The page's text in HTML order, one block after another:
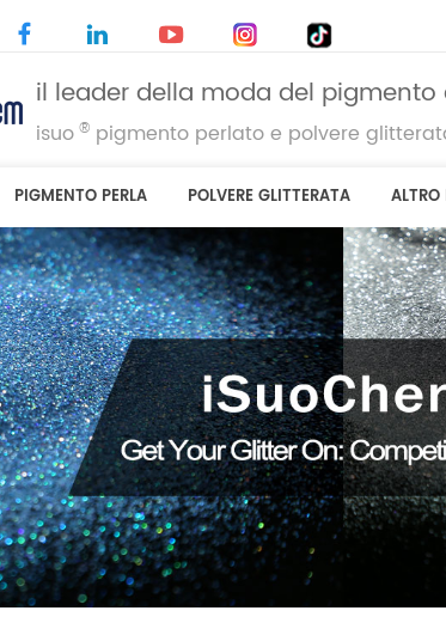
il leader della moda del
isuo ® pigmento perlato e polvere
PIGMENTO PERLA POLVERE GLITTERATA